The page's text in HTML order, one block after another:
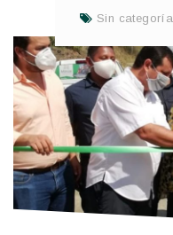
Sin categoría